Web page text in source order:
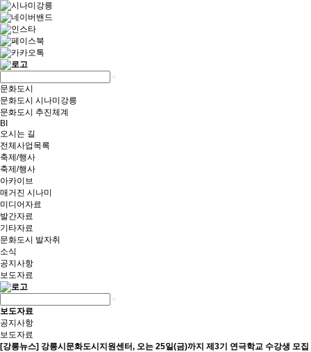
문화도시
문화도시 시나미강릉
문화도시 추진체계
BI
오시는 길
전체사업목록
축제/행사
축제/행사
아카이브
매거진 시나미
미디어자료
발간자료
기타자료
문화도시 발자취
소식
공지사항
보도자료
보도자료
공지사항
보도자료
[강릉뉴스] 강릉시문화도시지원센터, 오는 25일(금)까지 제3기 연극학교 수강생 모집